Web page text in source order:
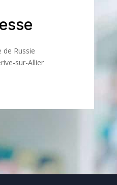
de Russie
sur-Allier